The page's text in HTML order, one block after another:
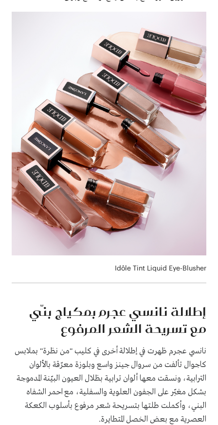
Idôle Tint Liquid Eye-Blusher
إطلالة نانسي عجرم بمكياج بنّي
مع تسريحة الشعر المرفوع
نانسي عجرم ظهرت في إطلالة أخرى في كليب "من نظرة" بملابس
كاجوال تألفت من سروال جينز واسع وبلوزة معرّقة بالألوان
الترابية، ونسقت معها ألوان ترابية بظلال العيون البيّنة المدموجة
بشكل مغبّر على الجفون العلوية والسفلية، مع احمر الشفاه
البني، وأكملت طلتها بتسريحة شعر مرفوع بأسلوب الكعكة
العصرية مع بعض الخصل المتطايرة.